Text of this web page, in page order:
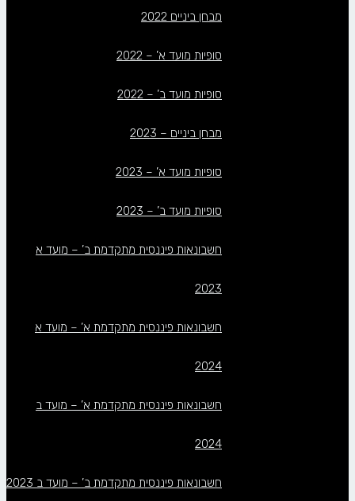
מבחן ביניים 2022
סופיות מועד א’ – 2022
סופיות מועד ב’ – 2022
מבחן ביניים – 2023
סופיות מועד א’ – 2023
סופיות מועד ב’ – 2023
חשבונאות פיננסית מתקדמת ב’ – מועד א
2023
חשבונאות פיננסית מתקדמת א’ – מועד א
2024
חשבונאות פיננסית מתקדמת א’ – מועד ב
2024
חשבונאות פיננסית מתקדמת ב’ – מועד ב 2023